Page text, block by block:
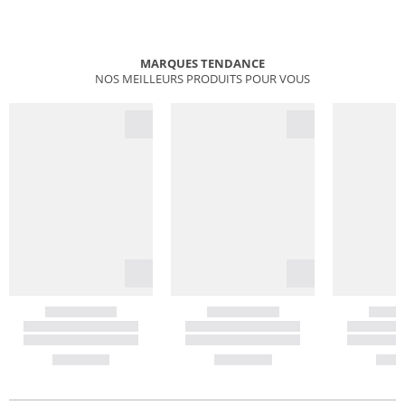
MARQUES TENDANCE
NOS MEILLEURS PRODUITS POUR VOUS